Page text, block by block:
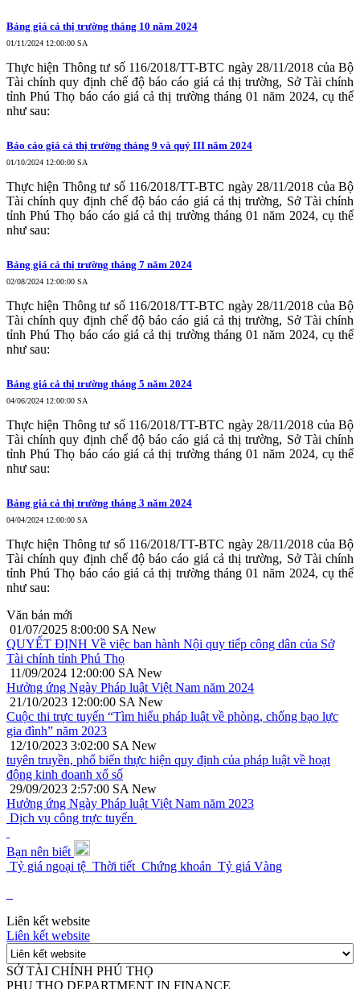
Bảng giá cả thị trường tháng 10 năm 2024
01/11/2024 12:00:00 SA
Thực hiện Thông tư số 116/2018/TT-BTC ngày 28/11/2018 của Bộ
Tài chính quy định chế độ báo cáo giá cả thị trường, Sở Tài chính
tỉnh Phú Thọ báo cáo giá cả thị trường tháng 01 năm 2024, cụ thể
như sau:
Báo cáo giá cả thị trường tháng 9 và quý III năm 2024
01/10/2024 12:00:00 SA
Thực hiện Thông tư số 116/2018/TT-BTC ngày 28/11/2018 của Bộ
Tài chính quy định chế độ báo cáo giá cả thị trường, Sở Tài chính
tỉnh Phú Thọ báo cáo giá cả thị trường tháng 01 năm 2024, cụ thể
như sau:
Bảng giá cả thị trường tháng 7 năm 2024
02/08/2024 12:00:00 SA
Thực hiện Thông tư số 116/2018/TT-BTC ngày 28/11/2018 của Bộ
Tài chính quy định chế độ báo cáo giá cả thị trường, Sở Tài chính
tỉnh Phú Thọ báo cáo giá cả thị trường tháng 01 năm 2024, cụ thể
như sau:
Bảng giá cả thị trường tháng 5 năm 2024
04/06/2024 12:00:00 SA
Thực hiện Thông tư số 116/2018/TT-BTC ngày 28/11/2018 của Bộ
Tài chính quy định chế độ báo cáo giá cả thị trường, Sở Tài chính
tỉnh Phú Thọ báo cáo giá cả thị trường tháng 01 năm 2024, cụ thể
như sau:
Bảng giá cả thị trường tháng 3 năm 2024
04/04/2024 12:00:00 SA
Thực hiện Thông tư số 116/2018/TT-BTC ngày 28/11/2018 của Bộ
Tài chính quy định chế độ báo cáo giá cả thị trường, Sở Tài chính
tỉnh Phú Thọ báo cáo giá cả thị trường tháng 01 năm 2024, cụ thể
như sau:
Văn bản mới
01/07/2025 8:00:00 SA New
QUYẾT ĐỊNH Về việc ban hành Nội quy tiếp công dân của Sở
Tài chính tỉnh Phú Thọ
11/09/2024 12:00:00 SA New
Hưởng ứng Ngày Pháp luật Việt Nam năm 2024
21/10/2023 12:00:00 SA New
Cuộc thi trực tuyến “Tìm hiểu pháp luật về phòng, chống bạo lực
gia đình” năm 2023
12/10/2023 3:02:00 SA New
tuyên truyền, phổ biến thực hiện quy định của pháp luật về hoạt
động kinh doanh xổ số
29/09/2023 2:57:00 SA New
Hưởng ứng Ngày Pháp luật Việt Nam năm 2023
Dịch vụ công trực tuyến
Bạn nên biết
Tỷ giá ngoại tệ Thời tiết Chứng khoán Tỷ giá Vàng
Liên kết website
Liên kết website
SỞ TÀI CHÍNH PHÚ THỌ
PHU THO DEPARTMENT IN FINANCE